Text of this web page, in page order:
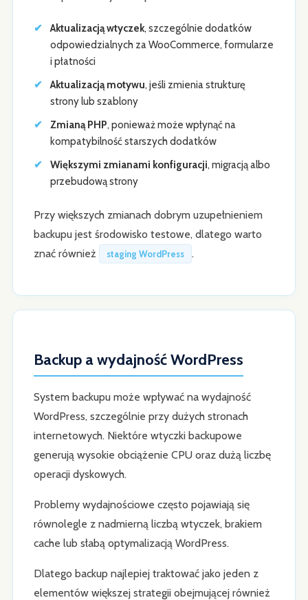
Aktualizacją wtyczek, szczególnie dodatków
odpowiedzialnych za WooCommerce, formularze
i płatności
Aktualizacją motywu, jeśli zmienia strukturę
strony lub szablony
Zmianą PHP, ponieważ może wpłynąć na
kompatybilność starszych dodatków
Większymi zmianami konfiguracji, migracją albo
przebudową strony
Przy większych zmianach dobrym uzupełnieniem
backupu jest środowisko testowe, dlatego warto
znać również
staging WordPress .
Backup a wydajność WordPress
System backupu może wpływać na wydajność
WordPress, szczególnie przy dużych stronach
internetowych. Niektóre wtyczki backupowe
generują wysokie obciążenie CPU oraz dużą liczbę
operacji dyskowych.
Problemy wydajnościowe często pojawiają się
równolegle z nadmierną liczbą wtyczek, brakiem
cache lub słabą optymalizacją WordPress.
Dlatego backup najlepiej traktować jako jeden z
elementów większej strategii obejmującej również